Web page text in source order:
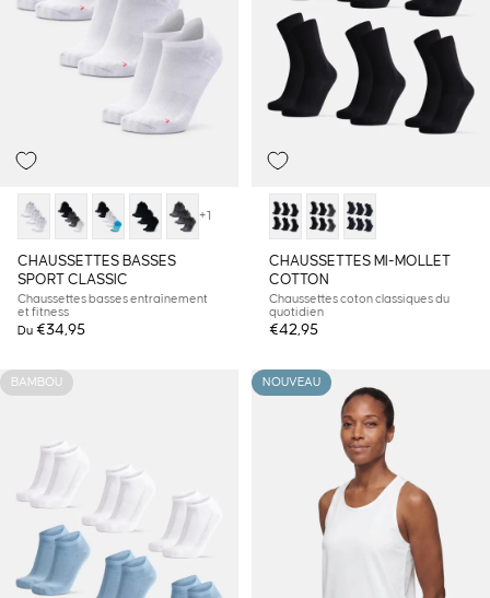
+1
CHAUSSETTES BASSES
SPORT CLASSIC
Chaussettes basses entraînement
et fitness
Du €34,95
CHAUSSETTES MI-MOLLET
COTTON
Chaussettes coton classiques du
quotidien
€42,95
BAMBOU NOUVEAU